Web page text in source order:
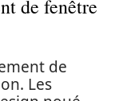
de fenêtre
de
Les